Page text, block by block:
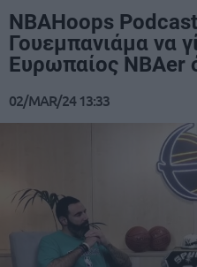
NBAHoops
Γουεμπανιάμα να
Ευρωπαίος
02/MAR/24 13:33